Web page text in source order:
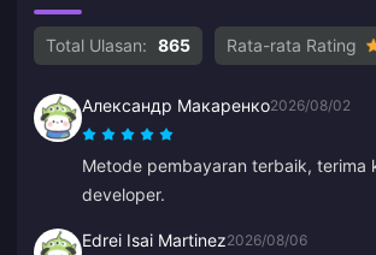
Total Ulasan: 865 Rata-rata Rating
Александр Макаренко2026/08/02
Metode pembayaran terbaik, terima
developer.
Edrei Isai Martinez2026/08/06